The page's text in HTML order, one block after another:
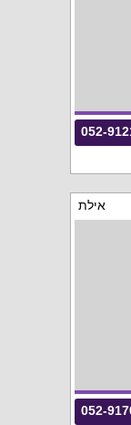
052-
אילת
052-